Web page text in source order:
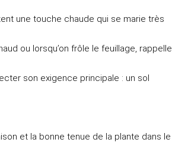
une touche chaude qui se marie très
ou lorsqu’on frôle le feuillage, rappelle
son exigence principale : un sol
et la bonne tenue de la plante dans le